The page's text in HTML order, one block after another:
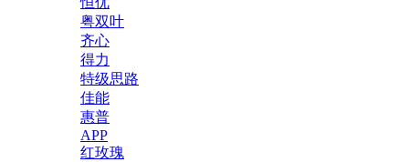
粤双叶
齐心
得力
特级思路
佳能
惠普
APP
红玫瑰